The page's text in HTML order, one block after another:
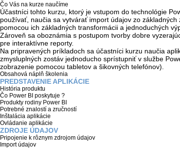
Čo Vás na kurze naučíme
Účastníci tohto kurzu, ktorý je vstupom do technológie
používať, naučia sa vytvárať import údajov zo
pomocou ich základných transformácii a jednoduchých
Zároveň sa oboznámia s postupom tvorby dobre
pre interaktívne reporty.
Na pripravených príkladoch sa účastníci kurzu naučia
zmysluplných zostáv jednoducho sprístupniť v službe
zobrazenie pomocou tabletov a šikovných telefónov).
Obsahová náplň školenia
PREDSTAVENIE APLIKÁCIE
História produktu
Čo Power BI poskytuje ?
Produkty rodiny Power BI
Potrebné znalostí a zručností
Inštalácia aplikácie
Ovládanie aplikácie
ZDROJE ÚDAJOV
Pripojenie k rôznym zdrojom údajov
Import údajov